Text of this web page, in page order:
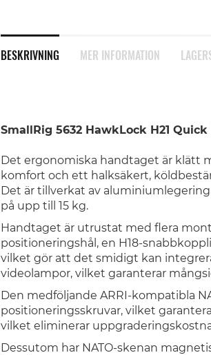
BESKRIVNING
SmallRig 5632 HawkLock H21
Det ergonomiska handtaget är klätt
komfort och ett halksäkert,
Det är tillverkat av
på upp till 15 kg.
Handtaget är utrustat med flera
positioneringshål, en H18-
vilket gör att det smidigt kan
videolampor, vilket garanterar
Den medföljande ARRI-kompatibla
positioneringsskruvar, vilket
vilket eliminerar
Dessutom har NATO-skenan
MER INFORMATION